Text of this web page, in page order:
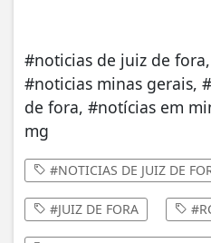
#noticias de juiz de
#noticias minas gerais,
de fora, #notícias em
mg
#NOTICIAS DE JUIZ DE
#JUIZ DE FORA